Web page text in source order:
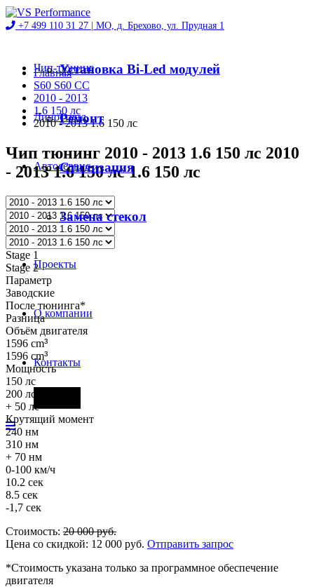
+7 499 110 31 27 | МО, д. Брехово, ул. Прудная 1
Чип-тюнинг
Диностенд
Автосервис
Магазин
Проекты
О компании
Контакты
Установка Bi-Led модулей
Ремонт
Стилизация
Замена стекол
Главная
S60 S60 CC
2010 - 2013
1.6 150 лс
2010 - 2013 1.6 150 лс
Чип тюнинг 2010 - 2013 1.6 150 лс 2010
- 2013 1.6 150 лс 1.6 150 лс
Stage 1
Stage 2
Параметр
Заводские
После тюнинга*
Разница
Объём двигателя
1596 cm³
1596 cm³
Мощность
150 лс
200 лс
+ 50 лс
Крутящий момент
240 нм
310 нм
+ 70 нм
0-100 км/ч
10.2 сек
8.5 сек
-1,7 сек
Стоимость: 20 000руб.
Цена со скидкой: 12 000 руб. Отправить запрос
*Стоимость указана только за программное обеспечение
двигателя